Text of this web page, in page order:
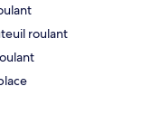
roulant